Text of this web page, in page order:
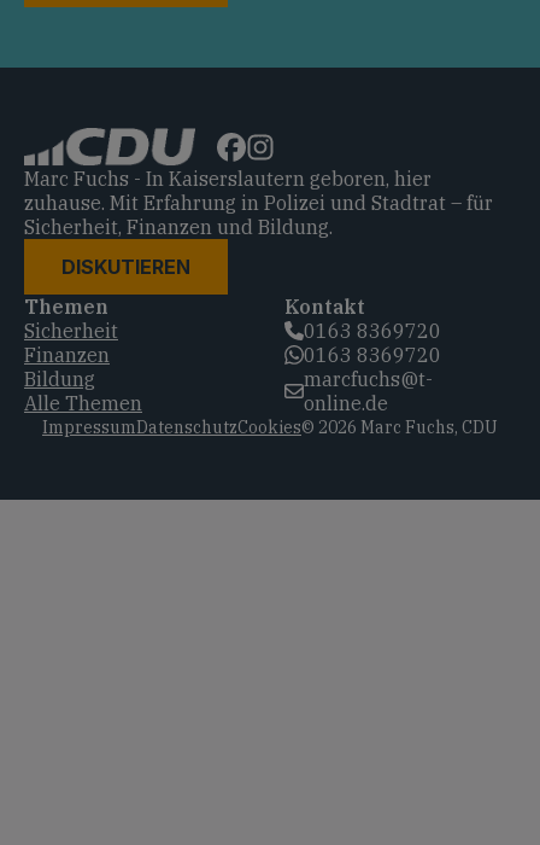
Marc Fuchs - In Kaiserslautern geboren, hier
zuhause. Mit Erfahrung in Polizei und Stadtrat – für
Sicherheit, Finanzen und Bildung.
DISKUTIEREN
Themen
Sicherheit
Finanzen
Bildung
Alle Themen
Kontakt
0163 8369720‬
0163 8369720‬
marcfuchs@t-
online.de
ImpressumDatenschutzCookies© 2026 Marc Fuchs, CDU